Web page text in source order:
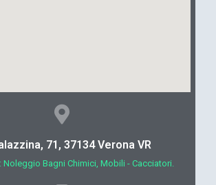
71, 37134 Verona VR
Noleggio Bagni Chimici, Mobili - Cacciatori.